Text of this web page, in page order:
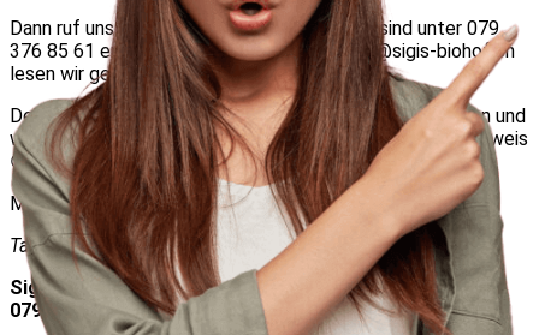
Dann ruf uns an oder schreib‘ eine SMS! Wir sind unter 079
376 85 61 erreichbar. Auch per Mail aufinfo@sigis-biohof.ch
lesen wir gerne deine Mail.
Dein Lohn entspricht den landwirtschaftlichen Richtlinien und
wird ’normal‘ deklariert (mit Lohnabrechnung und Lohnausweis
😉 ).
Mir fröie üs uf DI!
Tanjua & Urs Siegenthaler
Sigis Biohof Schwand | Schwand 18 | 3110 Münsingen |
079 376 85 61